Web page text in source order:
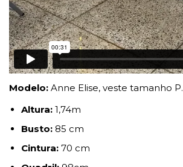
Modelo: Anne Elise, veste tamanho P.
Altura: 1,74m
Busto: 85 cm
Cintura: 70 cm